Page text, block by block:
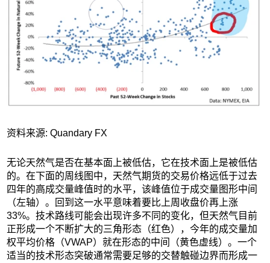
资料来源: Quandary FX
无论天然气是否在基本面上被低估，它在技术面上是被低估
的。在下面的周线图中，天然气期货的交易价格远低于过去
四年的高成交量峰值时的水平，该峰值位于成交量图形中间
（左轴）。回到这一水平意味着要比上周收盘价再上涨
33%。技术路线可能会出现许多不同的变化，但天然气目前
正形成一个不断扩大的三角形态（红色），今年的成交量加
权平均价格（VWAP）就在形态的中间（黄色虚线）。一个
适当的技术形态突破通常需要足够的交替触碰边界而形成一